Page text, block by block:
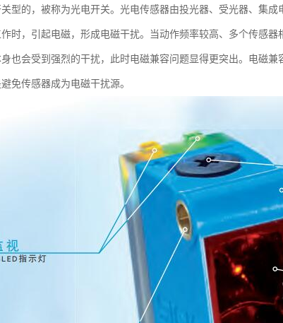
型的，被称为光电开关。光电传感器由投光器、受光器、集成
时，引起电磁，形成电磁干扰。当动作频率较高、多个传感器
也会受到强烈的干扰，此时电磁兼容问题显得更突出。电磁兼
免传感器成为电磁干扰源。